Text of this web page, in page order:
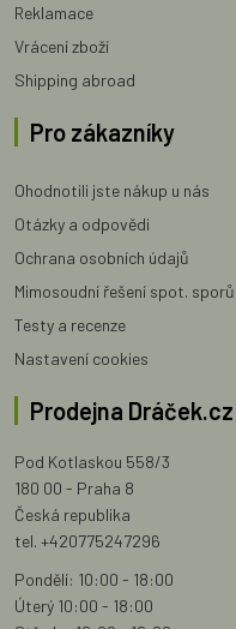
Reklamace
Vrácení zboží
Shipping abroad
Pro zákazníky
Ohodnotili jste nákup u nás
Otázky a odpovědi
Ochrana osobních údajů
Mimosoudní řešení spot. sporů
Testy a recenze
Nastavení cookies
Prodejna Dráček.cz
Pod Kotlaskou 558/3
180 00 - Praha 8
Česká republika
tel. +420775247296
Pondělí: 10:00 - 18:00
Úterý 10:00 - 18:00